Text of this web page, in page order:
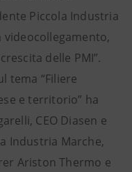
Piccola Industria
delle PMI”.
tema “Filiere
e territorio” ha
CEO Diasen e
Industria Marche,
Ariston Thermo e